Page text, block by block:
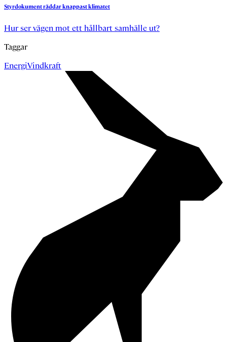
Styrdokumenträddarknappastklimatet
Hur ser vägen mot ett hållbart samhälle ut?
Taggar
EnergiVindkraft